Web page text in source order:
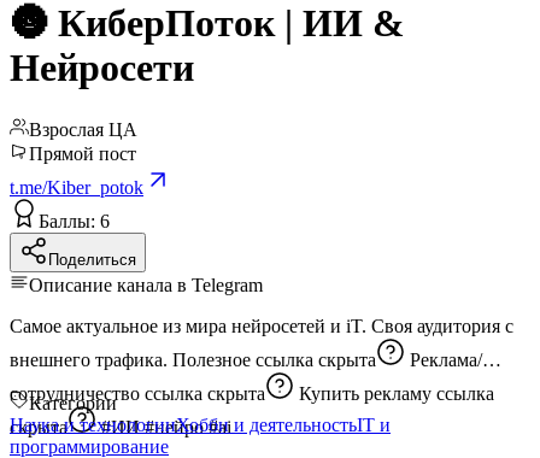
🌚 КиберПоток | ИИ &
Нейросети
Взрослая ЦА
Прямой пост
t.me/Kiber_potok
Баллы: 6
Поделиться
Описание канала в Telegram
Самое актуальное из мира нейросетей и iT. Своя аудитория с
внешнего трафика. Полезное ссылка скрыта
сотрудничество ссылка скрыта Купить рекламу ссылка
скрыта
#ИИ #нейро #ai
Категории
Наука и технологииХобби и деятельностьIT и
программирование